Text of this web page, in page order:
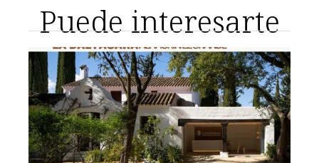
Puede interesarte